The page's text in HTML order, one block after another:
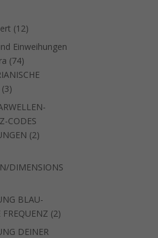
1212
Produkte
Einweihungen
7474
Produkte
33
Produkte
CODES
22
DIMENSIONS
BLAU-
22
DEINER